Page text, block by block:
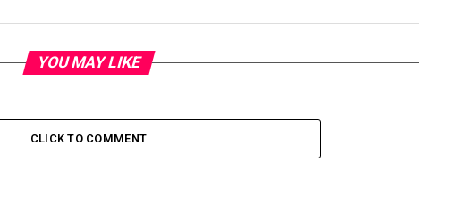
YOU MAY LIKE
CLICK TO COMMENT